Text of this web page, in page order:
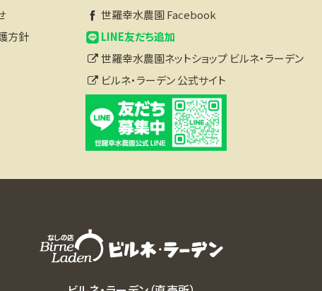
方針
世羅幸水農園 Facebook
LINE友だち追加
世羅幸水農園ネットショップ ビルネ・ラーデン
ビルネ・ラーデン 公式サイト